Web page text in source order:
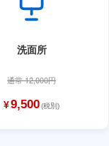
洗面所
通常 12,000円
¥9,500(税別)